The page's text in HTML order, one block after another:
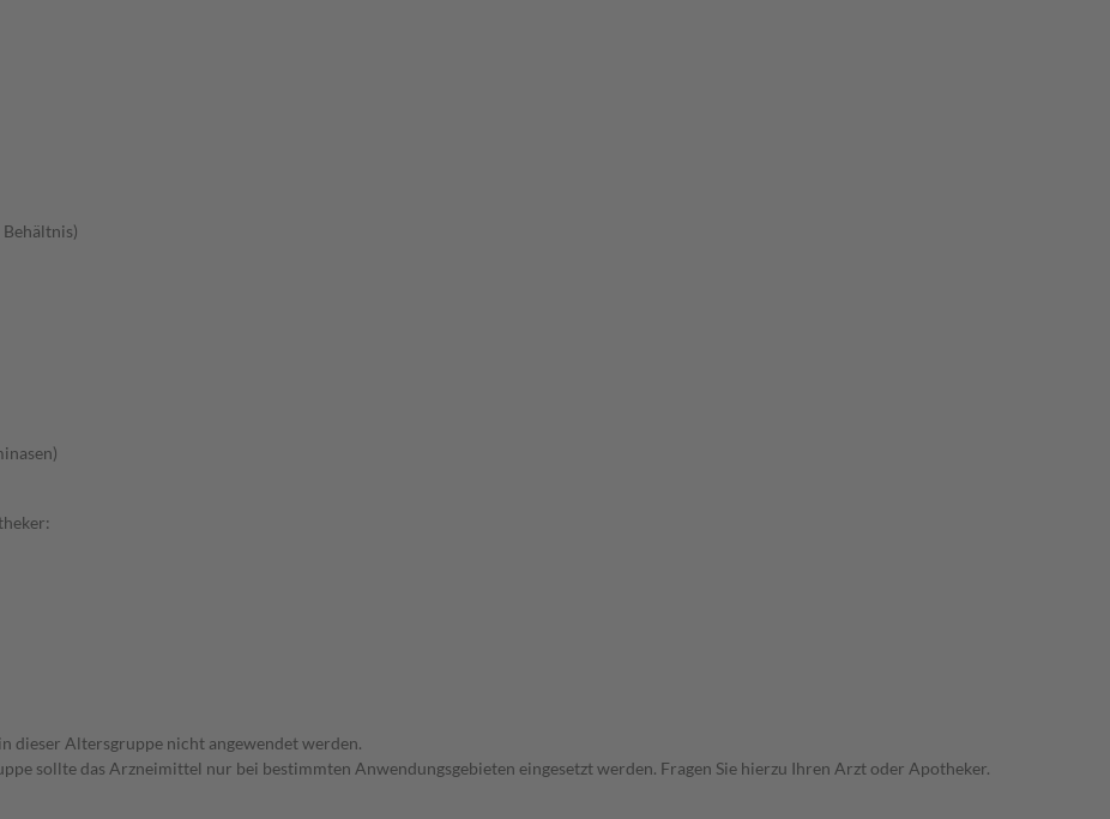
dieser Altersgruppe nicht angewendet werden.
sollte das Arzneimittel nur bei bestimmten Anwendungsgebieten eingesetzt werden. Fragen Sie hierzu Ihren Arzt oder Apotheker.